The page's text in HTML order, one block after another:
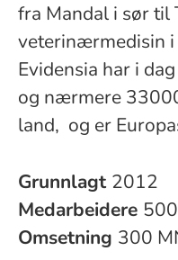
fra Mandal i sør til
veterinærmedisin i
Evidensia har i
og nærmere
land, og er
Grunnlagt 2012
Medarbeidere 500
Omsetning 300